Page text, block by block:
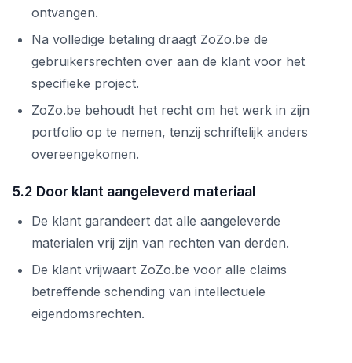
ontvangen.
Na volledige betaling draagt ZoZo.be de
gebruikersrechten over aan de klant voor het
specifieke project.
ZoZo.be behoudt het recht om het werk in zijn
portfolio op te nemen, tenzij schriftelijk anders
overeengekomen.
5.2 Door klant aangeleverd materiaal
De klant garandeert dat alle aangeleverde
materialen vrij zijn van rechten van derden.
De klant vrijwaart ZoZo.be voor alle claims
betreffende schending van intellectuele
eigendomsrechten.